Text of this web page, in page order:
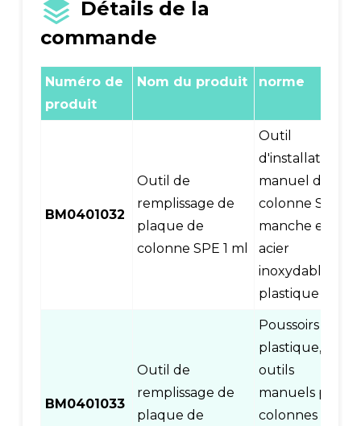
Détails de la
commande
Numéro de
produit
Nom du produit norme
BM0401032
Outil de
remplissage de
plaque de
colonne SPE 1 ml
Outil
d'installation
manuel de
colonne SPE,
manche en
acier
inoxydable et
plastique
BM0401033
Outil de
remplissage de
plaque de
Poussoirs en
plastique,
outils
manuels pour
colonnes SPE